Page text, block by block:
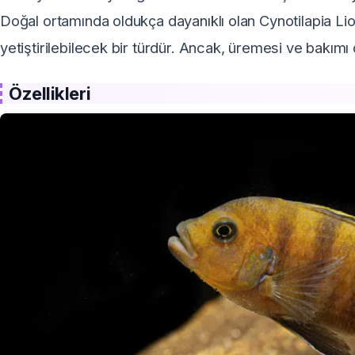
Doğal ortamında oldukça dayanıklı olan Cynotilapia
yetiştirilebilecek bir türdür. Ancak, üremesi ve
Özellikleri